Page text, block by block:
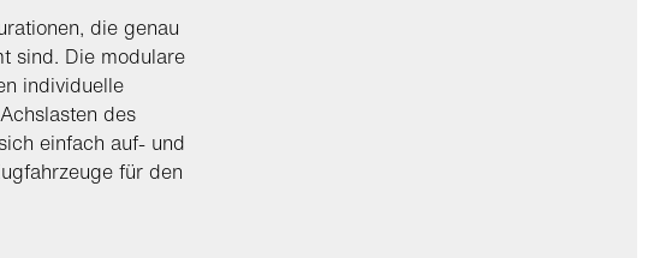
die genau
sind. Die modulare
individuelle
des
einfach auf- und
für den